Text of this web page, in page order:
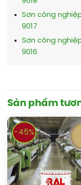
Sơn công nghiệp
9017
Sơn công nghiệp
9016
Sản phẩm
-45%